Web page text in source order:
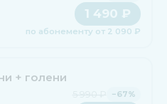
1 490 ₽
по абонементу от 2 090 ₽
+ голени
−67%